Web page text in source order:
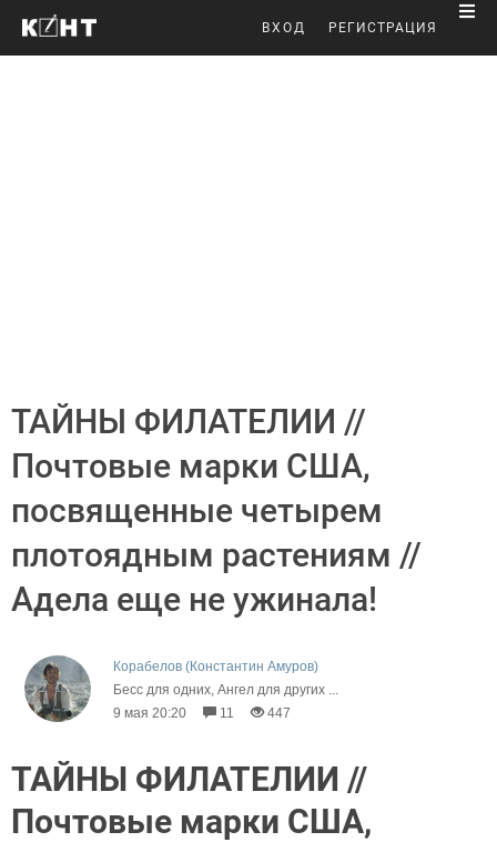
ВХОД РЕГИСТРАЦИЯ
ТАЙНЫ ФИЛАТЕЛИИ //
Почтовые марки США,
посвященные четырем
плотоядным растениям //
Адела еще не ужинала!
Корабелов (Константин Амуров)
Бесс для одних, Ангел для других ...
9 мая 20:20
11 447
ТАЙНЫ ФИЛАТЕЛИИ //
Почтовые марки США,